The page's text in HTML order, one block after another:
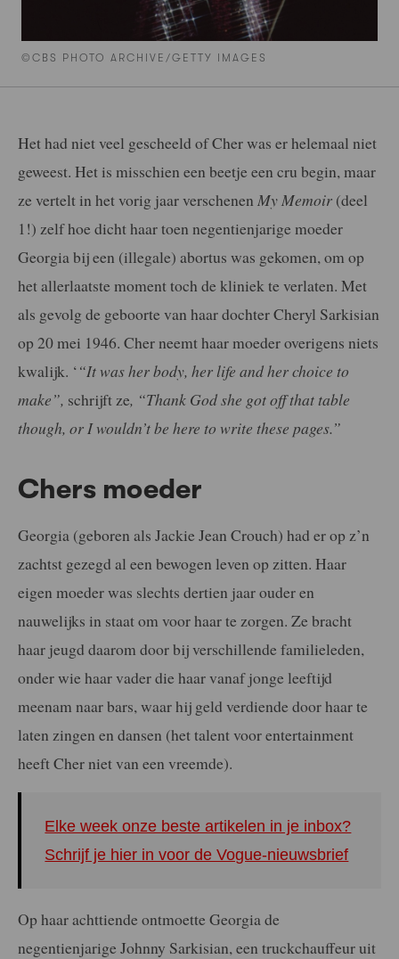
©CBS PHOTO ARCHIVE/GETTY IMAGES
Het had niet veel gescheeld of Cher was er helemaal niet
geweest. Het is misschien een beetje een cru begin, maar
ze vertelt in het vorig jaar verschenen My Memoir (deel
1!) zelf hoe dicht haar toen negentienjarige moeder
Georgia bij een (illegale) abortus was gekomen, om op
het allerlaatste moment toch de kliniek te verlaten. Met
als gevolg de geboorte van haar dochter Cheryl Sarkisian
op 20 mei 1946. Cher neemt haar moeder overigens niets
kwalijk. ‘“It was her body, her life and her choice to
make”, schrijft ze, “Thank God she got off that table
though, or I wouldn’t be here to write these pages.”
Chers moeder
Georgia (geboren als Jackie Jean Crouch) had er op z’n
zachtst gezegd al een bewogen leven op zitten. Haar
eigen moeder was slechts dertien jaar ouder en
nauwelijks in staat om voor haar te zorgen. Ze bracht
haar jeugd daarom door bij verschillende familieleden,
onder wie haar vader die haar vanaf jonge leeftijd
meenam naar bars, waar hij geld verdiende door haar te
laten zingen en dansen (het talent voor entertainment
heeft Cher niet van een vreemde).
Elke week onze beste artikelen in je inbox?
Schrijf je hier in voor de Vogue-nieuwsbrief
Op haar achttiende ontmoette Georgia de
negentienjarige Johnny Sarkisian, een truckchauffeur uit